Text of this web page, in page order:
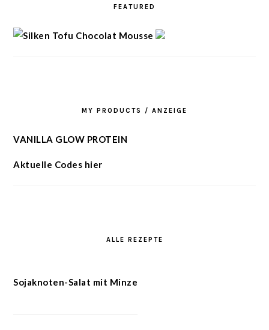
FEATURED
MY PRODUCTS / ANZEIGE
VANILLA GLOW PROTEIN
Aktuelle Codes hier
ALLE REZEPTE
Sojaknoten-Salat mit Minze